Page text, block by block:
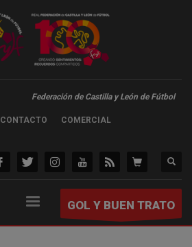
Federación de Castilla y León de Fútbol
CONTACTO
COMERCIAL
GOL Y BUEN TRATO